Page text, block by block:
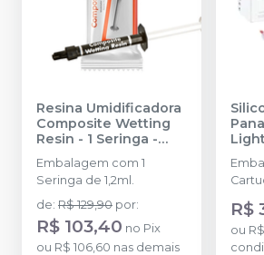
Resina Umidificadora
Composite Wetting
Resin - 1 Seringa -
Embalagem com 1
Seringa de 1,2ml.
de: R$ 129,90 por:
R$ 103,40 no Pix
ou R$ 106,60 nas demais
R$
ou